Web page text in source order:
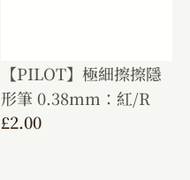
【PILOT】極細擦擦隱
形筆 0.38mm：紅/R
£2.00